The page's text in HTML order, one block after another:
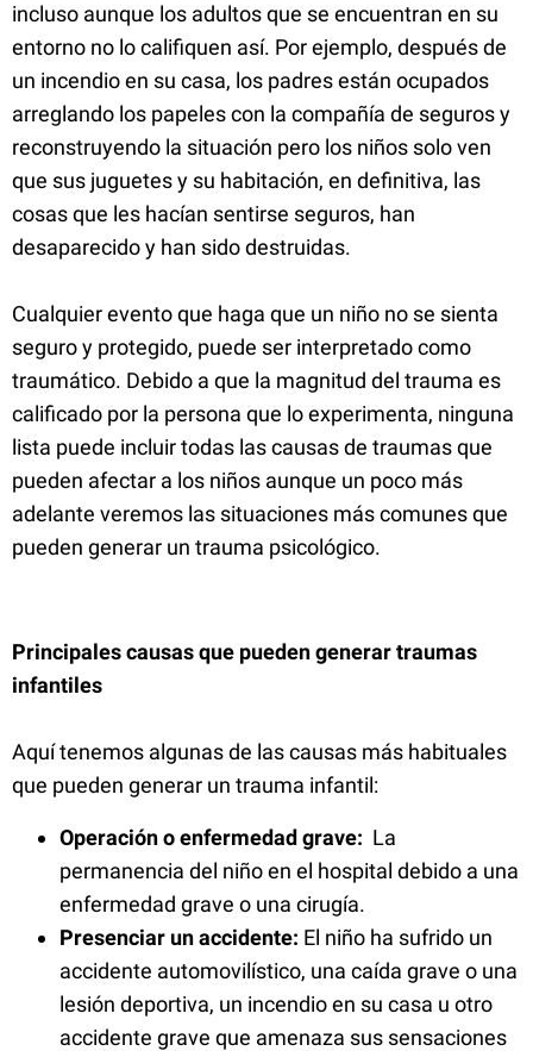
incluso aunque los adultos que se encuentran en su
entorno no lo califiquen así. Por ejemplo, después de
un incendio en su casa, los padres están ocupados
arreglando los papeles con la compañía de seguros y
reconstruyendo la situación pero los niños solo ven
que sus juguetes y su habitación, en definitiva, las
cosas que les hacían sentirse seguros, han
desaparecido y han sido destruidas.
Cualquier evento que haga que un niño no se sienta
seguro y protegido, puede ser interpretado como
traumático. Debido a que la magnitud del trauma es
calificado por la persona que lo experimenta, ninguna
lista puede incluir todas las causas de traumas que
pueden afectar a los niños aunque un poco más
adelante veremos las situaciones más comunes que
pueden generar un trauma psicológico.
Principales causas que pueden generar traumas
infantiles
Aquí tenemos algunas de las causas más habituales
que pueden generar un trauma infantil:
Operación o enfermedad grave: La
permanencia del niño en el hospital debido a una
enfermedad grave o una cirugía.
Presenciar un accidente: El niño ha sufrido un
accidente automovilístico, una caída grave o una
lesión deportiva, un incendio en su casa u otro
accidente grave que amenaza sus sensaciones